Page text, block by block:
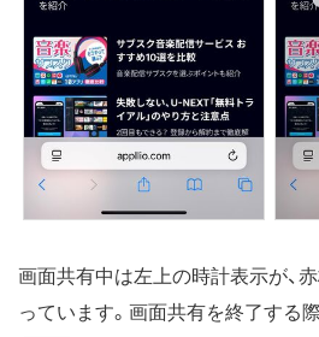
画面共有中は左上の時計表示が、
っています。画面共有を終了する